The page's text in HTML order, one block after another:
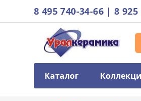
8 495 740-34-66 |8 925
Каталог